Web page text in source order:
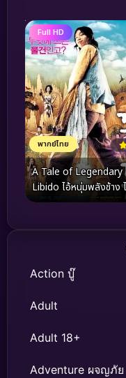
Full HD
พากย์ไทย
A Tale of Legendary
Libido ไอ้หนุ่มพลังช้าง ไว
อาก้าเรียกพี่ (2008)
Action บู๊
Adult
Adult 18+
Adventure ผจญภัย